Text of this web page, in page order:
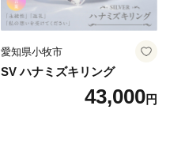
愛知県小牧市
SV ハナミズキリング
43,000円